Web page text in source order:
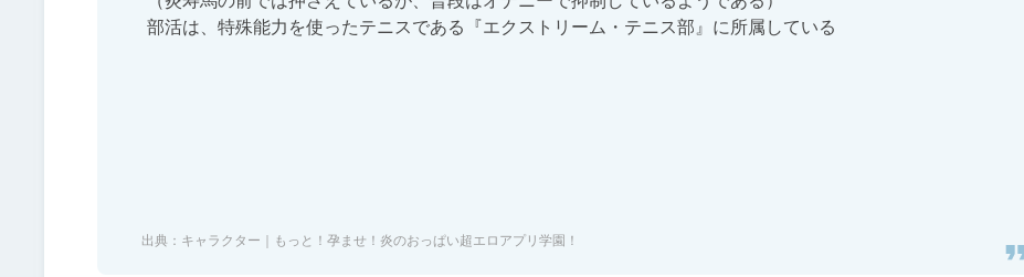
出典： キャラクター｜もっと！孕ませ！炎のおっぱい超エロアプリ学園！